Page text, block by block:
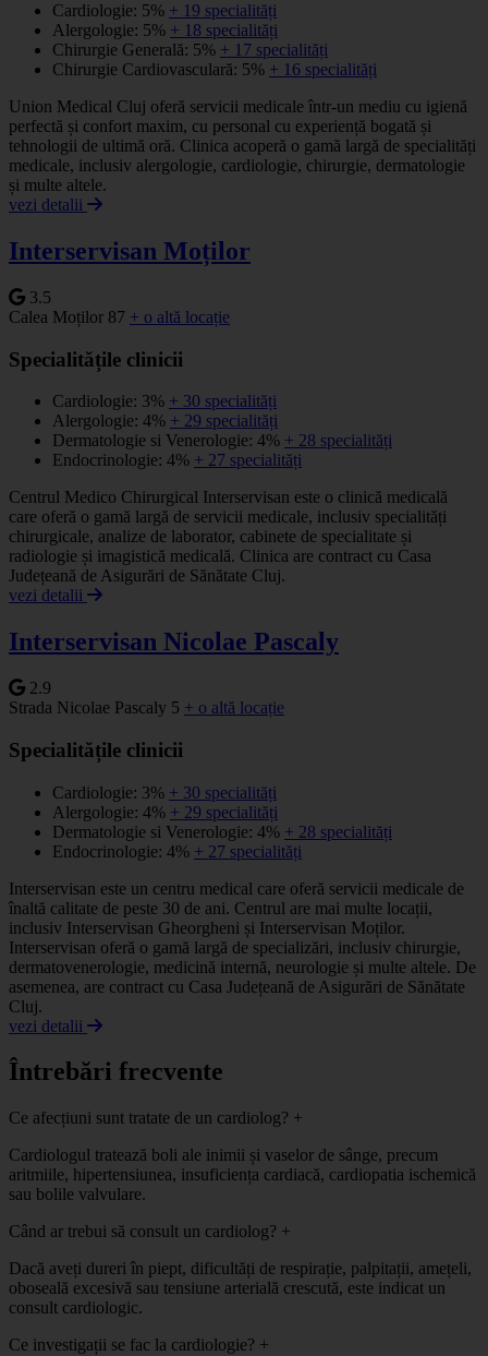
Cardiologie: 5% + 19 specialități
Alergologie: 5% + 18 specialități
Chirurgie Generală: 5% + 17 specialități
Chirurgie Cardiovasculară: 5% + 16 specialități
Union Medical Cluj oferă servicii medicale într-un mediu cu igienă
perfectă și confort maxim, cu personal cu experiență bogată și
tehnologii de ultimă oră. Clinica acoperă o gamă largă de specialități
medicale, inclusiv alergologie, cardiologie, chirurgie, dermatologie
și multe altele.
vezi detalii
Interservisan Moților
3.5
Calea Moților 87 + o altă locație
Specialitățile clinicii
Cardiologie: 3% + 30 specialități
Alergologie: 4% + 29 specialități
Dermatologie si Venerologie: 4% + 28 specialități
Endocrinologie: 4% + 27 specialități
Centrul Medico Chirurgical Interservisan este o clinică medicală
care oferă o gamă largă de servicii medicale, inclusiv specialități
chirurgicale, analize de laborator, cabinete de specialitate și
radiologie și imagistică medicală. Clinica are contract cu Casa
Județeană de Asigurări de Sănătate Cluj.
vezi detalii
Interservisan Nicolae Pascaly
2.9
Strada Nicolae Pascaly 5 + o altă locație
Specialitățile clinicii
Cardiologie: 3% + 30 specialități
Alergologie: 4% + 29 specialități
Dermatologie si Venerologie: 4% + 28 specialități
Endocrinologie: 4% + 27 specialități
Interservisan este un centru medical care oferă servicii medicale de
înaltă calitate de peste 30 de ani. Centrul are mai multe locații,
inclusiv Interservisan Gheorgheni și Interservisan Moților.
Interservisan oferă o gamă largă de specializări, inclusiv chirurgie,
dermatovenerologie, medicină internă, neurologie și multe altele. De
asemenea, are contract cu Casa Județeană de Asigurări de Sănătate
Cluj.
vezi detalii
Întrebări frecvente
Ce afecțiuni sunt tratate de un cardiolog? +
Cardiologul tratează boli ale inimii și vaselor de sânge, precum
aritmiile, hipertensiunea, insuficiența cardiacă, cardiopatia ischemică
sau bolile valvulare.
Când ar trebui să consult un cardiolog? +
Dacă aveți dureri în piept, dificultăți de respirație, palpitații, amețeli,
oboseală excesivă sau tensiune arterială crescută, este indicat un
consult cardiologic.
Ce investigații se fac la cardiologie? +